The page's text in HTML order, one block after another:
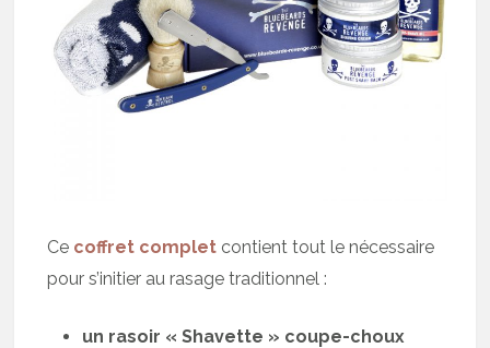
Ce coffret complet contient tout le nécessaire
pour s’initier au rasage traditionnel :
un rasoir « Shavette » coupe-choux